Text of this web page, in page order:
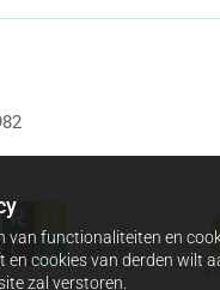
van functionaliteiten en
cookies van derden wilt
zal verstoren.